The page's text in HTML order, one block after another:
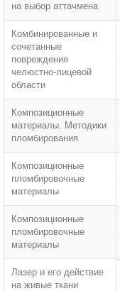
на выбор аттачмена
Комбинированные и
сочетанные
повреждения
челюстно-лицевой
области
Композиционные
материалы. Методики
пломбирования
Композиционные
пломбировочные
материалы
Композиционные
пломбировочные
материалы
Лазер и его действие
на живые ткани